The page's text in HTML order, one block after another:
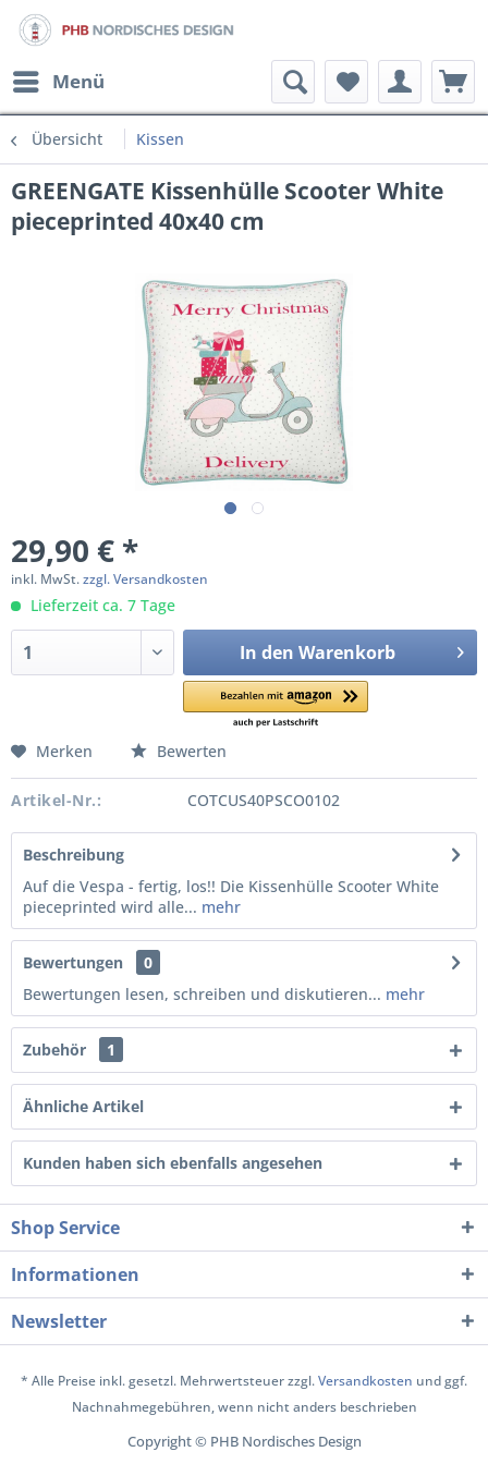
Menü
Übersicht Kissen
GREENGATE Kissenhülle Scooter White
pieceprinted 40x40 cm
29,90 € *
inkl. MwSt.zzgl. Versandkosten
Lieferzeit ca. 7 Tage
In den Warenkorb
Merken Bewerten
Artikel-Nr.: COTCUS40PSCO0102
Beschreibung
Auf die Vespa - fertig, los!! Die Kissenhülle Scooter White
pieceprinted wird alle... mehr
Bewertungen
0
Bewertungen lesen, schreiben und diskutieren... mehr
Zubehör 1
Ähnliche Artikel
Kunden haben sich ebenfalls angesehen
Shop Service
Informationen
Newsletter
* Alle Preise inkl. gesetzl. Mehrwertsteuer zzgl.Versandkosten und ggf.
Nachnahmegebühren, wenn nicht anders beschrieben
Copyright © PHB Nordisches Design